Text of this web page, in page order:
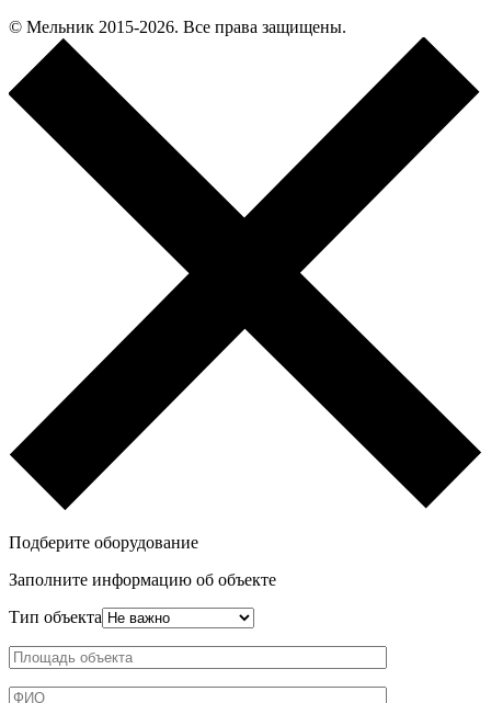
© Мельник 2015-2026. Все права защищены.
Подберите оборудование
Заполните информацию об объекте
Тип объекта